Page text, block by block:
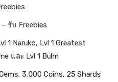
– รับ Freebies
1 Naruko, Lvl 1 Greatest
และ Lvl 1 Bulm
3,000 Coins, 25 Shards